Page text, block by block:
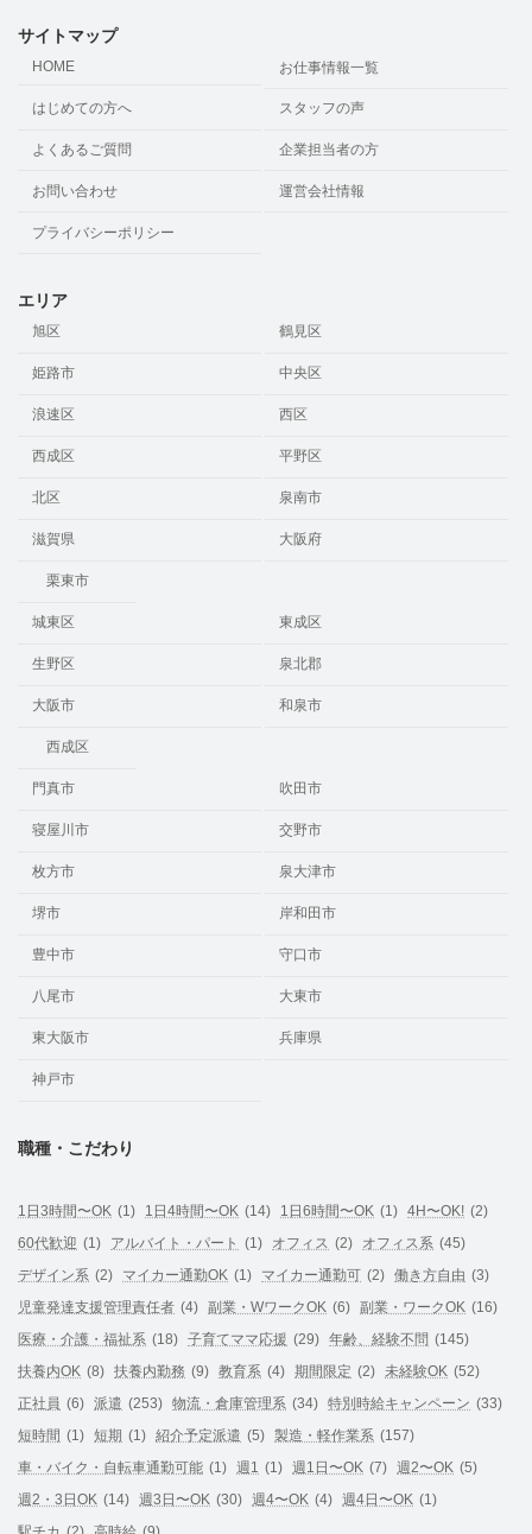
サイトマップ
HOME お仕事情報一覧
はじめての方へ スタッフの声
よくあるご質問 企業担当者の方
お問い合わせ 運営会社情報
プライバシーポリシー
エリア
旭区 鶴見区
姫路市 中央区
浪速区 西区
西成区 平野区
北区 泉南市
滋賀県
栗東市
大阪府
城東区 東成区
生野区 泉北郡
大阪市
西成区
和泉市
門真市 吹田市
寝屋川市 交野市
枚方市 泉大津市
堺市 岸和田市
豊中市 守口市
八尾市 大東市
東大阪市 兵庫県
神戸市
職種・こだわり
1日3時間〜OK (1) 1日4時間〜OK (14) 1日6時間〜OK (1) 4H〜OK! (2)
60代歓迎 (1) アルバイト・パート (1) オフィス (2) オフィス系 (45)
デザイン系 (2) マイカー通勤OK (1) マイカー通勤可 (2) 働き方自由 (3)
児童発達支援管理責任者 (4) 副業・WワークOK (6) 副業・ワークOK (16)
医療・介護・福祉系 (18) 子育てママ応援 (29) 年齢、経験不問 (145)
扶養内OK (8) 扶養内勤務 (9) 教育系 (4) 期間限定 (2) 未経験OK (52)
正社員 (6) 派遣 (253) 物流・倉庫管理系 (34) 特別時給キャンペーン (33)
短時間 (1) 短期 (1) 紹介予定派遣 (5) 製造・軽作業系 (157)
車・バイク・自転車通勤可能 (1) 週1 (1) 週1日〜OK (7) 週2〜OK (5)
週2・3日OK (14) 週3日〜OK (30) 週4〜OK (4) 週4日〜OK (1)